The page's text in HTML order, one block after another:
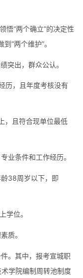
悟“两个确立”的决定性
“两个维护”。
突出，群众公认。
历，且年度考核没有
，且符合现单位最低
业条件和工作经历。
38周岁以下，即
学位。
质。
。其中，报考宣城职
学院编制周转池制度